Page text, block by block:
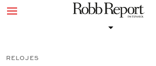
RELOJES